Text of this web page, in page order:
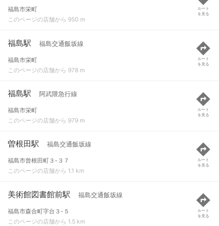
福島市栄町
このページの店舗から 950 m
ルート
を見る
福島駅 福島交通飯坂線
福島市栄町
このページの店舗から 978 m
ルート
を見る
福島駅 阿武隈急行線
福島市栄町
このページの店舗から 979 m
ルート
を見る
曽根田駅 福島交通飯坂線
福島市曾根田町３-３７
このページの店舗から 1.1 km
ルート
を見る
美術館図書館前駅 福島交通飯坂線
福島市森合町字台３-５
このページの店舗から 1.5 km
ルート
を見る